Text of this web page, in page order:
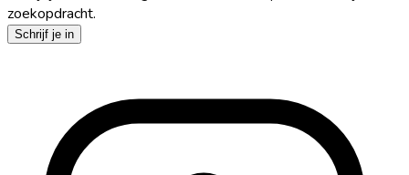
zoekopdracht.
Schrijf je in